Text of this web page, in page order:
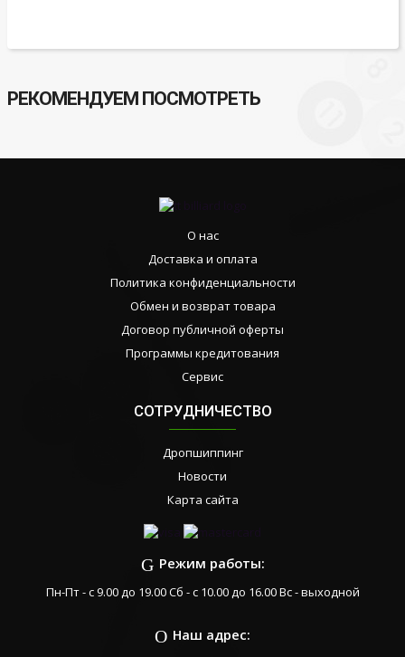
РЕКОМЕНДУЕМ ПОСМОТРЕТЬ
О нас
Доставка и оплата
Политика конфиденциальности
Обмен и возврат товара
Договор публичной оферты
Программы кредитования
Сервис
СОТРУДНИЧЕСТВО
Дропшиппинг
Новости
Карта сайта
Режим работы:
Пн-Пт - с 9.00 до 19.00 Сб - с 10.00 до 16.00 Вс - выходной
Наш адрес: